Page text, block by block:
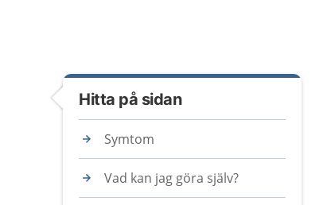
Hitta på sidan
Symtom
Vad kan jag göra själv?